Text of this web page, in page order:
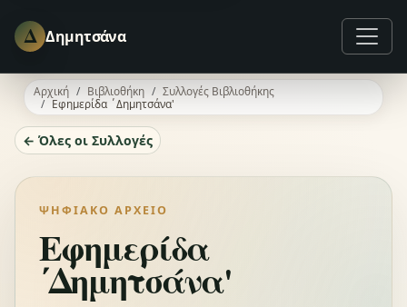
Δ Δημητσάνα
Αρχική Βιβλιοθήκη
Συλλογές Βιβλιοθήκης
Εφημερίδα ΄Δημητσάνα'
← Όλες οι Συλλογές
ΨΗΦΙΑΚΌ ΑΡΧΕΊΟ
Εφημερίδα
΄Δημητσάνα'